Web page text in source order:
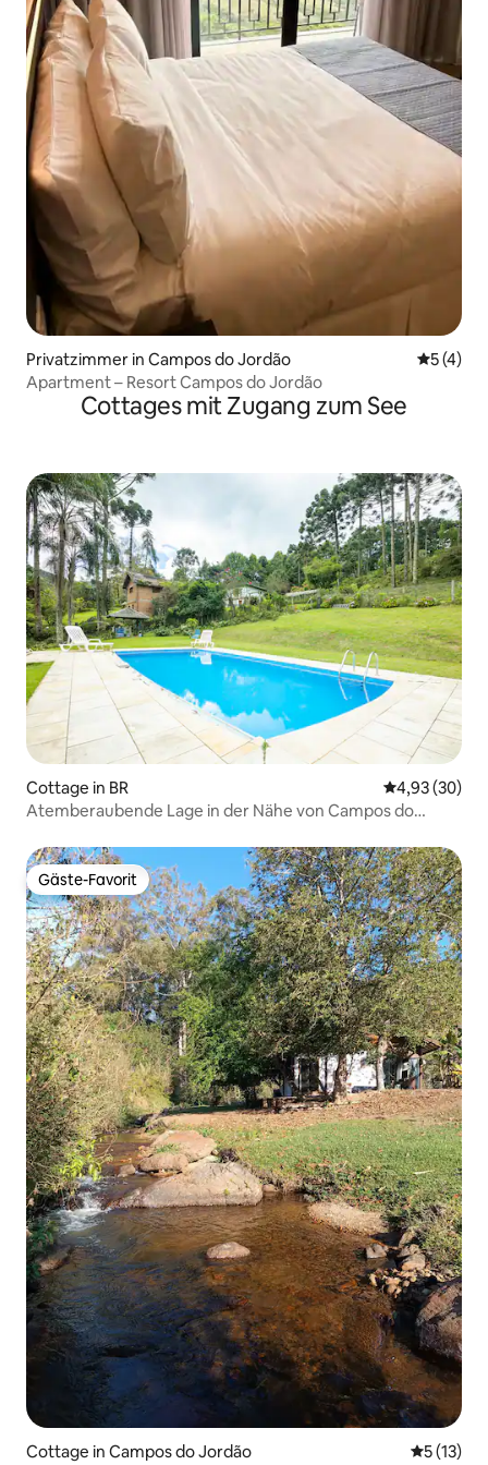
Privatzimmer in Campos do Jordão
5 (4)
Apartment – Resort Campos do Jordão
Cottages mit Zugang zum See
Cottage in BR
4,93 (30)
Atemberaubende Lage in der Nähe von Campos do
Gäste-Favorit
Gäste-Favorit
Cottage in Campos do Jordão
5 (13)